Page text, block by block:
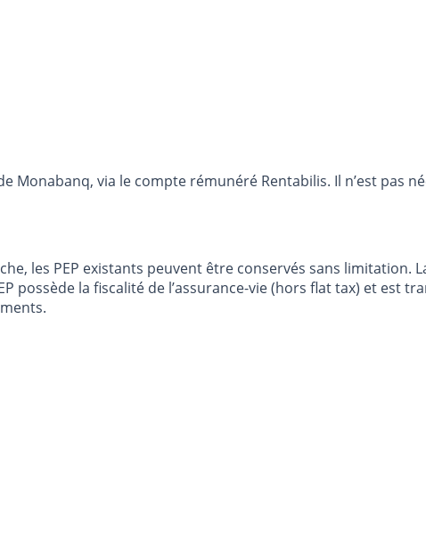
via le compte rémunéré Rentabilis. Il n’est pas
les PEP existants peuvent être conservés sans limitation.
la fiscalité de l’assurance-vie (hors flat tax) et est